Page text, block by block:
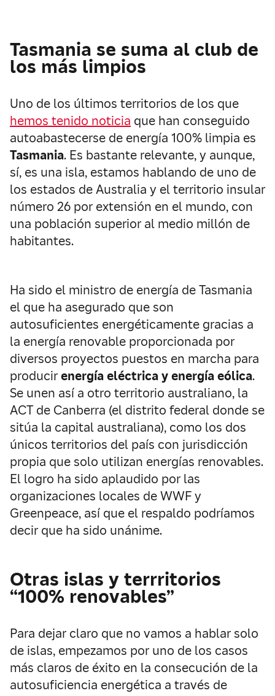
Tasmania se suma al club de
los más limpios
Uno de los últimos territorios de los que
hemos tenido noticia que han conseguido
autoabastecerse de energía 100% limpia es
Tasmania. Es bastante relevante, y aunque,
sí, es una isla, estamos hablando de uno de
los estados de Australia y el territorio insular
número 26 por extensión en el mundo, con
una población superior al medio millón de
habitantes.
Ha sido el ministro de energía de Tasmania
el que ha asegurado que son
autosuficientes energéticamente gracias a
la energía renovable proporcionada por
diversos proyectos puestos en marcha para
producirenergía eléctrica y energía eólica.
Se unen así a otro territorio australiano, la
ACT de Canberra (el distrito federal donde se
sitúa la capital australiana), como los dos
únicos territorios del país con jurisdicción
propia que solo utilizan energías renovables.
El logro ha sido aplaudido por las
organizaciones locales de WWF y
Greenpeace, así que el respaldo podríamos
decir que ha sido unánime.
Otras islas y terrritorios
“100% renovables”
Para dejar claro que no vamos a hablar solo
de islas, empezamos por uno de los casos
más claros de éxito en la consecución de la
autosuficiencia energética a través de